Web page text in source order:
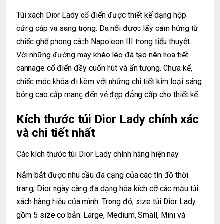
Túi xách Dior Lady cổ điển được thiết kế dạng hộp
cứng cáp và sang trọng. Da nổi được lấy cảm hứng từ
chiếc ghế phong cách Napoleon III trong tiểu thuyết.
Với những đường may khéo léo đã tạo nên họa tiết
cannage cổ điển đầy cuốn hút và ấn tượng. Chưa kể,
chiếc móc khóa đi kèm với những chi tiết kim loại sáng
bóng cao cấp mang đến vẻ đẹp đẳng cấp cho thiết kế.
Kích thước túi Dior Lady chính xác
và chi tiết nhất
Các kích thước túi Dior Lady chính hãng hiện nay
Nắm bắt được nhu cầu đa dạng của các tín đồ thời
trang, Dior ngày càng đa dạng hóa kích cỡ các mẫu túi
xách hàng hiệu của mình. Trong đó, size túi Dior Lady
gồm 5 size cơ bản: Large, Medium, Small, Mini và